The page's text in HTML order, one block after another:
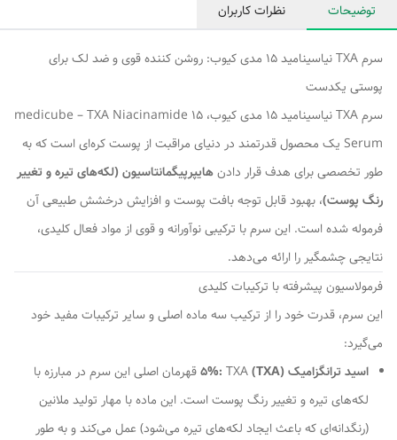
توضیحات نظرات کاربران
سرم TXA نیاسینامید 15 مدی کیوب: روشن کننده قوی و ضد لک برای
پوستی یکدست
سرم TXA نیاسینامید 15 مدی کیوب، medicube – TXA Niacinamide 15
Serum یک محصول قدرتمند در دنیای مراقبت از پوست کره‌ای است که به
طور تخصصی برای هدف قرار دادنهایپرپیگمانتاسیون (لکه‌های تیره و تغییر
رنگ پوست)، بهبود قابل توجه بافت پوست و افزایش درخشش طبیعی آن
فرموله شده است. این سرم با ترکیبی نوآورانه و قوی از مواد فعال کلیدی،
نتایجی چشمگیر را ارائه می‌دهد.
فرمولاسیون پیشرفته با ترکیبات کلیدی
این سرم، قدرت خود را از ترکیب سه ماده اصلی و سایر ترکیبات مفید خود
می‌گیرد:
اسید ترانگزامیک (TXA) 5%:
TXA قهرمان اصلی این سرم در مبارزه با
لکه‌های تیره و تغییر رنگ پوست است. این ماده با مهار تولید ملانین
(رنگدانه‌ای که باعث ایجاد لکه‌های تیره می‌شود) عمل می‌کند و به طور